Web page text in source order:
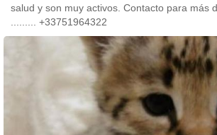
salud y son muy activos. Contacto para más
......... +33751964322